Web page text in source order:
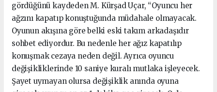
gördüğünü kaydeden M. Kürşad Uçar, “Oyuncu her
ağzını kapatıp konuştuğunda müdahale olmayacak.
Oyunun akışına göre belki eski takım arkadaşıdır
sohbet ediyordur. Bu nedenle her ağız kapatılıp
konuşmak cezaya neden değil. Ayrıca oyuncu
değişikliklerinde 10 saniye kuralı mutlaka işleyecek.
Şayet uymayan olursa değişiklik anında oyuna